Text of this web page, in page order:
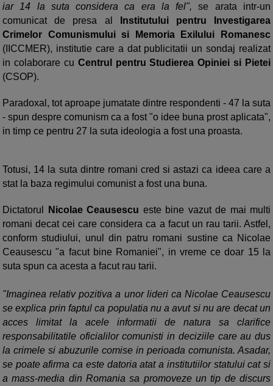
iar 14 la suta considera ca era la fel",se arata intr-un
comunicat de presa al
Institutului pentru Investigarea
Crimelor Comunismului si Memoria Exilului Romanesc
(IICCMER), institutie care a dat publicitatii un sondaj realizat
in colaborare cu Centrul pentru Studierea Opiniei si Pietei
(CSOP).
Paradoxal, tot aproape jumatate dintre respondenti - 47 la suta
- spun despre comunism ca a fost "o idee buna prost aplicata",
in timp ce pentru 27 la suta ideologia a fost una proasta.
Totusi, 14 la suta dintre romani cred si astazi ca ideea care a
stat la baza regimului comunist a fost una buna.
Dictatorul Nicolae Ceausescu este bine vazut de mai multi
romani decat cei care considera ca a facut un rau tarii. Astfel,
conform studiului, unul din patru romani sustine ca Nicolae
Ceausescu "a facut bine Romaniei", in vreme ce doar 15 la
suta spun ca acesta a facut rau tarii.
"Imaginea relativ pozitiva a unor lideri ca Nicolae Ceausescu
se explica prin faptul ca populatia nu a avut si nu are decat un
acces limitat la acele informatii de natura sa clarifice
responsabilitatile oficialilor comunisti in deciziile care au dus
la crimele si abuzurile comise in perioada comunista. Asadar,
se poate afirma ca este datoria atat a institutiilor statului cat si
a mass-media din Romania sa promoveze un tip de discurs